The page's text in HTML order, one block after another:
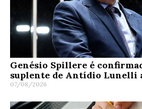
Genésio Spillere é
suplente de Antídio Lunelli
07/08/2026